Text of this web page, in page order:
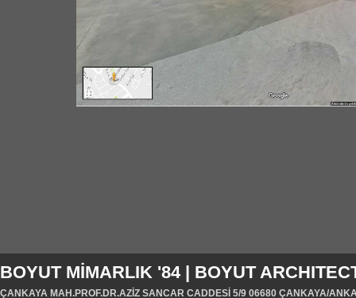
BOYUT MİMARLIK '84 | BOYUT
ÇANKAYA MAH.PROF.DR.AZİZ SANCAR CADDESİ 5/9 06680 ÇANKAYA/